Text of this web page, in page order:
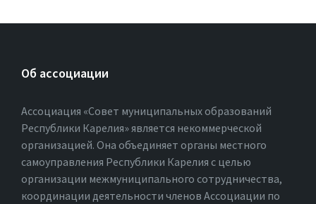
Об ассоциации
Ассоциация «Совет муниципальных образований
Республики Карелия» является некоммерческой
организацией. Она объединяет органы местного
самоуправления Республики Карелия с целью
организации межмуниципального сотрудничества,
координации деятельности членов Ассоциации по